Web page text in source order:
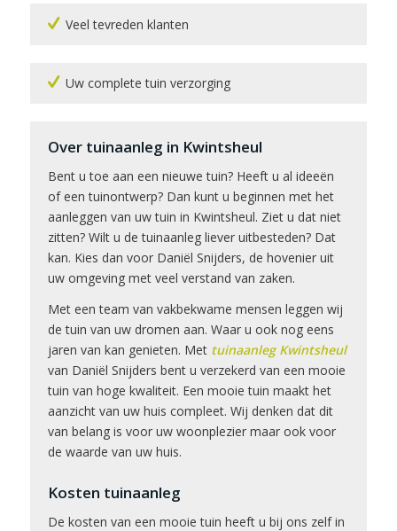
Veel tevreden klanten
Uw complete tuin verzorging
Over tuinaanleg in Kwintsheul
Bent u toe aan een nieuwe tuin? Heeft u al ideeën
of een tuinontwerp? Dan kunt u beginnen met het
aanleggen van uw tuin in Kwintsheul. Ziet u dat niet
zitten? Wilt u de tuinaanleg liever uitbesteden? Dat
kan. Kies dan voor Daniël Snijders, de hovenier uit
uw omgeving met veel verstand van zaken.
Met een team van vakbekwame mensen leggen wij
de tuin van uw dromen aan. Waar u ook nog eens
jaren van kan genieten. Met tuinaanleg Kwintsheul
van Daniël Snijders bent u verzekerd van een mooie
tuin van hoge kwaliteit. Een mooie tuin maakt het
aanzicht van uw huis compleet. Wij denken dat dit
van belang is voor uw woonplezier maar ook voor
de waarde van uw huis.
Kosten tuinaanleg
De kosten van een mooie tuin heeft u bij ons zelf in